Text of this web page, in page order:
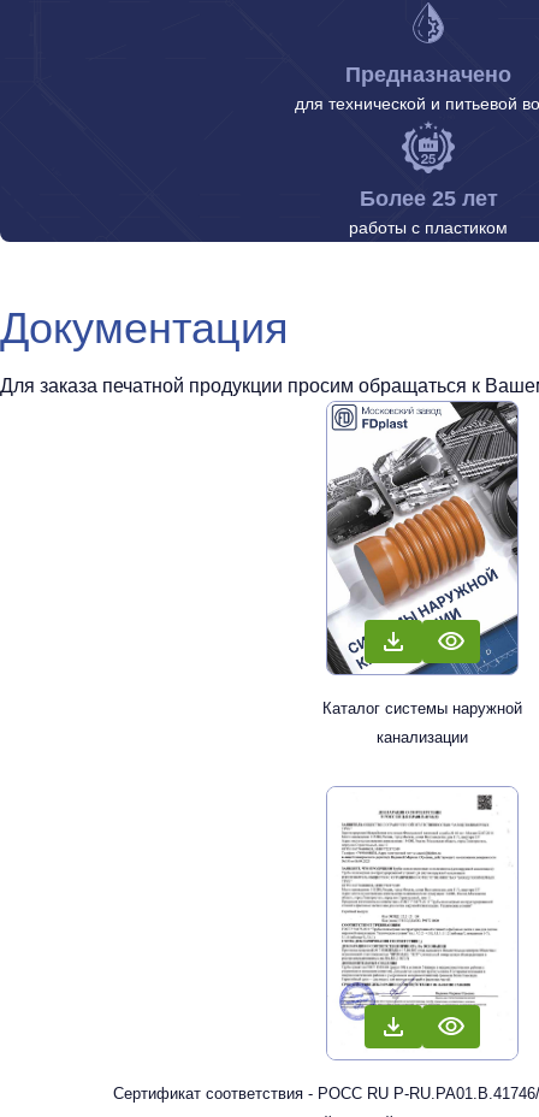
Предназначено
для технической и питьевой
Более 25 лет
работы с пластиком
Документация
Для заказа печатной продукции просим обращаться к
Каталог системы наружной
канализации
Сертификат соответствия - РОСС RU Р-